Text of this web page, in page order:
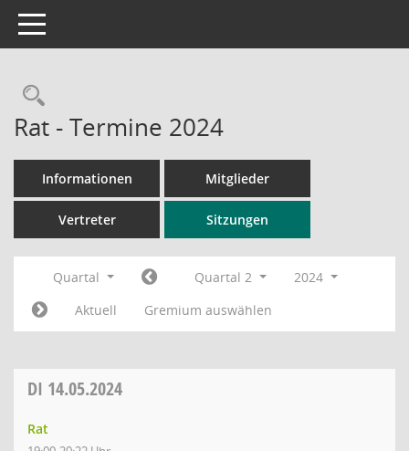
Toggle navigation
Rechercheauswahl
Rat - Termine 2024
Informationen Mitglieder
Vertreter Sitzungen
Quartal Quartal 2
2024
Aktuell
Gremium auswählen
DI 14.05.2024
Rat